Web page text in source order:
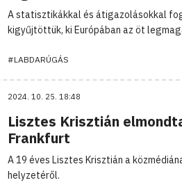
A statisztikákkal és átigazolásokkal
kigyűjtöttük, ki Európában az öt
#LABDARÚGÁS
2024. 10. 25. 18:48
Lisztes Krisztián
Frankfurt
A 19 éves Lisztes Krisztián a
helyzetéről.